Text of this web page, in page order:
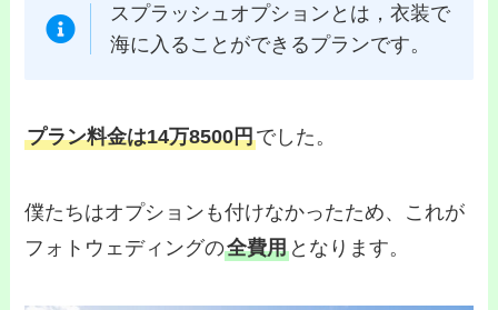
スプラッシュオプションとは，衣装で
海に入ることができるプランです。
プラン料金は14万8500円でした。
僕たちはオプションも付けなかったため、これが
フォトウェディングの全費用 となります。